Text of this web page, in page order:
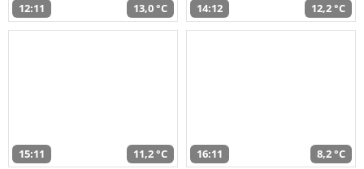
12:11 13,0 °C 14:12 12,2 °C
15:11 11,2 °C 16:11 8,2 °C